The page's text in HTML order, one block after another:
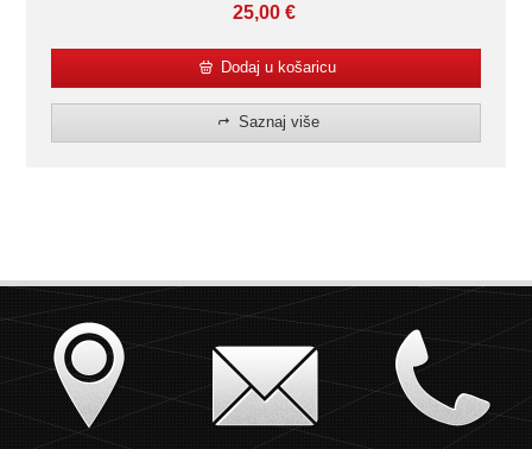
25,00 €
Dodaj u košaricu
Saznaj više